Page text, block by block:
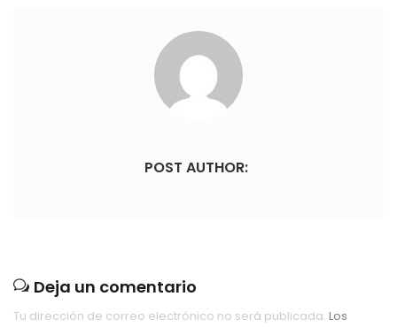
POST AUTHOR:
Deja un comentario
Tu dirección de correo electrónico no será publicada. Los